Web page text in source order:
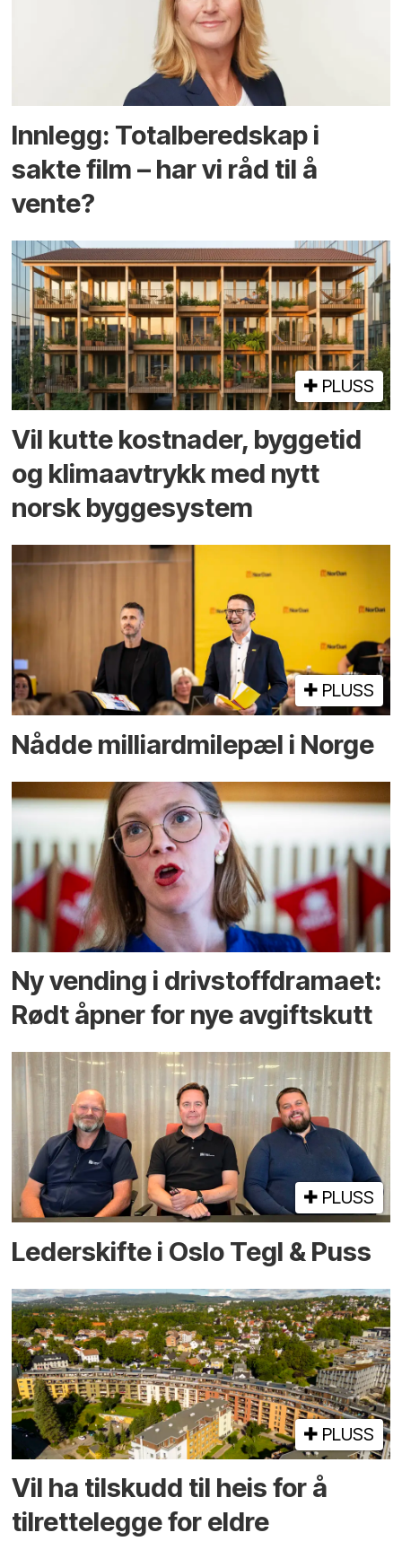
Innlegg: Totalberedskap i
sakte film – har vi råd til å
vente?
PLUSS
Vil kutte kostnader, byggetid
og klima­avtrykk med nytt
norsk bygge­system
PLUSS
Nådde milliard­­milepæl i Norge
Ny vending i drivstoffdramaet:
Rødt åpner for nye avgiftskutt
PLUSS
Lederskifte i Oslo Tegl & Puss
PLUSS
Vil ha tilskudd til heis for å
tilrettelegge for eldre